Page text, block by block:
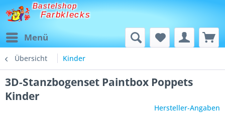
Bastelshop
Farbklecks
Menü
Übersicht Kinder
3D-Stanzbogenset Paintbox Poppets
Kinder
Hersteller-Angaben